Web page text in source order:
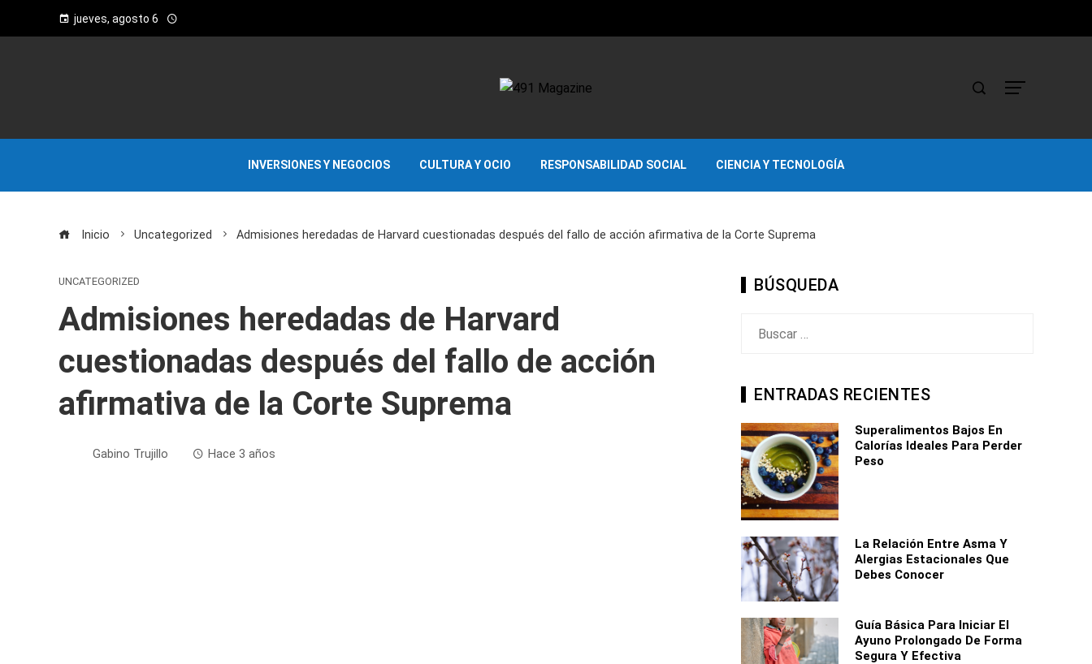
jueves, agosto 6
INVERSIONES Y NEGOCIOS CULTURA Y OCIO RESPONSABILIDAD SOCIAL CIENCIA Y TECNOLOGÍA
Inicio Uncategorized Admisiones heredadas de Harvard cuestionadas después del fallo de acción afirmativa de la Corte Suprema
UNCATEGORIZED
Admisiones heredadas de Harvard
cuestionadas después del fallo de acción
afirmativa de la Corte Suprema
Gabino Trujillo Hace 3 años
BÚSQUEDA
ENTRADAS RECIENTES
Superalimentos Bajos En
Calorías Ideales Para Perder
Peso
La Relación Entre Asma Y
Alergias Estacionales Que
Debes Conocer
Guía Básica Para Iniciar El
Ayuno Prolongado De Forma
Segura Y Efectiva